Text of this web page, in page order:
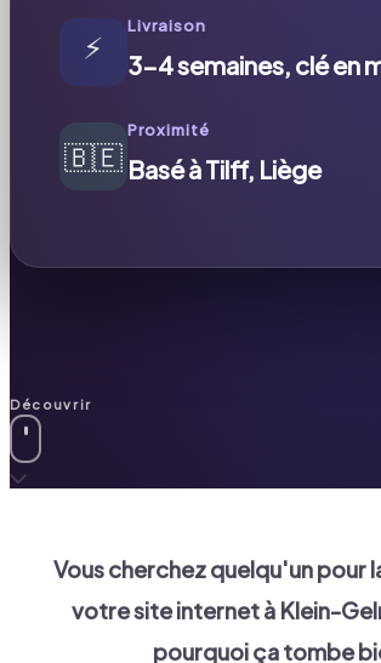
⚡
Livraison
3-4 semaines, clé en
🇧🇪
Proximité
Basé à Tilff, Liège
Découvrir
Vous cherchez quelqu'un pour
votre site internet à Klein-
pourquoi ça tombe